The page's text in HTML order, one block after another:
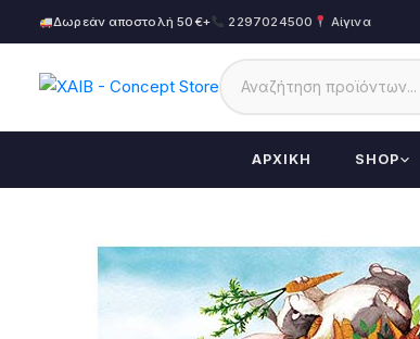
Δωρεάν αποστολή 50€+ 2297024500 Αίγινα
ΑΡΧΙΚΉ SHOP